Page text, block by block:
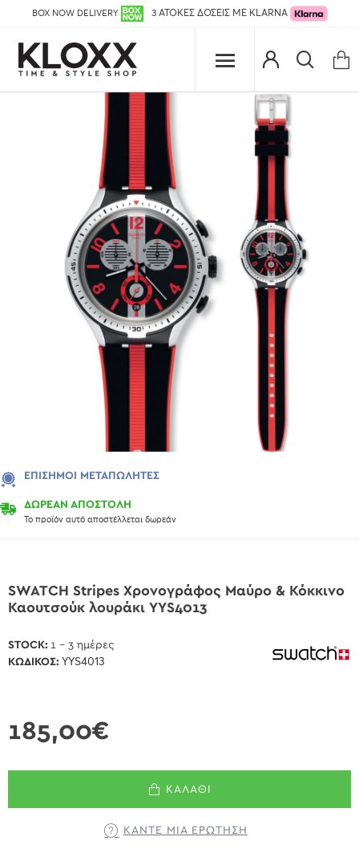
BOX NOW DELIVERY 3 ΑΤΟΚΕΣ ΔΟΣΕΙΣ ΜΕ KLARNA
ΔΩΡΕΑΝ ΑΠΟΣΤΟΛΗ
Το προϊόν αυτό αποστέλλεται δωρεάν
ΕΠΊΣΗΜΟΙ ΜΕΤΑΠΩΛΗΤΈΣ
SWATCH Stripes Xρονογράφος Μαύρο & Κόκκινο
Καουτσούκ λουράκι YYS4013
185,00€
STOCK: 1 - 3 ημέρες
ΚΩΔΙΚΌΣ: YYS4013
ΚΑΛΆΘΙ
ΚΆΝΤΕ ΜΊΑ ΕΡΏΤΗΣΗ